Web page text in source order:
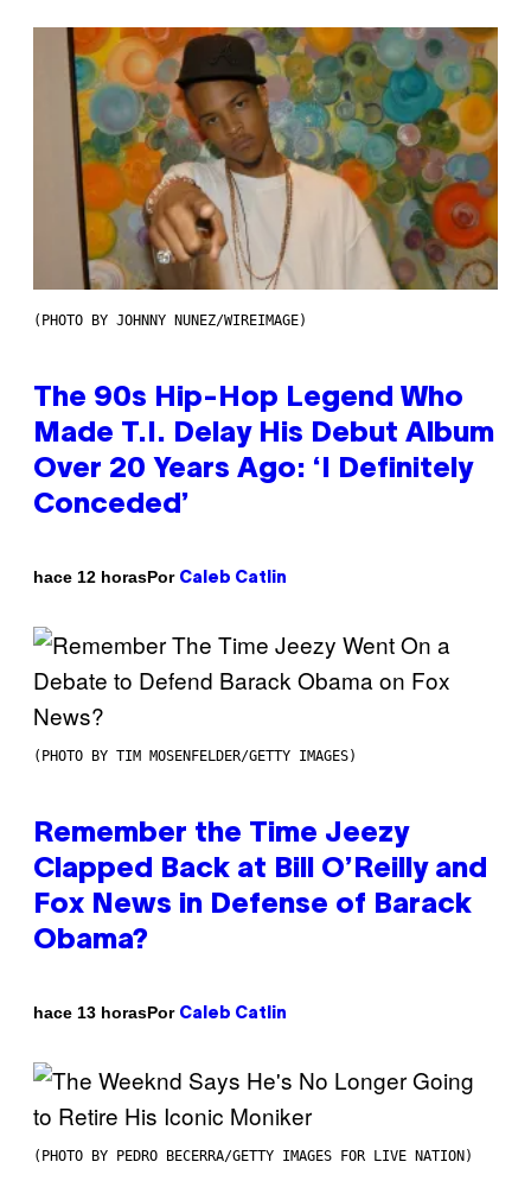
(PHOTO BY JOHNNY NUNEZ/WIREIMAGE)
The 90s Hip-Hop Legend Who
Made T.I. Delay His Debut Album
Over 20 Years Ago: ‘I Definitely
Conceded’
hace 12 horasPor Caleb Catlin
(PHOTO BY TIM MOSENFELDER/GETTY IMAGES)
Remember the Time Jeezy
Clapped Back at Bill O’Reilly and
Fox News in Defense of Barack
Obama?
hace 13 horasPor Caleb Catlin
(PHOTO BY PEDRO BECERRA/GETTY IMAGES FOR LIVE NATION)